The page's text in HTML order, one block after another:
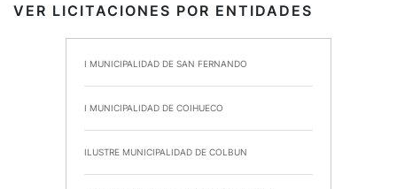
VER LICITACIONES POR ENTIDADES
I MUNICIPALIDAD DE SAN FERNANDO
I MUNICIPALIDAD DE COIHUECO
ILUSTRE MUNICIPALIDAD DE COLBUN